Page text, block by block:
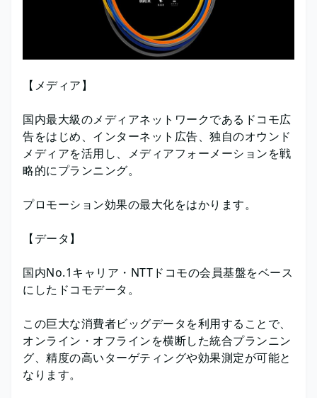
【メディア】
国内最大級のメディアネットワークであるドコモ広
告をはじめ、インターネット広告、独自のオウンド
メディアを活用し、メディアフォーメーションを戦
略的にプランニング。
プロモーション効果の最大化をはかります。
【データ】
国内No.1キャリア・NTTドコモの会員基盤をベース
にしたドコモデータ。
この巨大な消費者ビッグデータを利用することで、
オンライン・オフラインを横断した統合プランニン
グ、精度の高いターゲティングや効果測定が可能と
なります。